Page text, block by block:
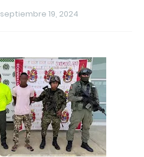
septiembre 19, 2024